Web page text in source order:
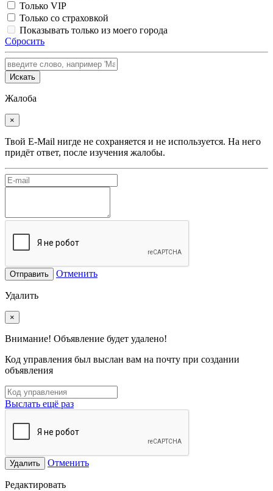
Только VIP
Только со страховкой
Показывать только из моего города
Сбросить
Искать
Жалоба
×
Твой E-Mail нигде не сохраняется и не используется. На него
придёт ответ, после изучения жалобы.
Отправить Отменить
Удалить
×
Внимание! Объявление будет удалено!
Код управления был выслан вам на почту при создании
объявления
Выслать ещё раз
Удалить Отменить
Редактировать